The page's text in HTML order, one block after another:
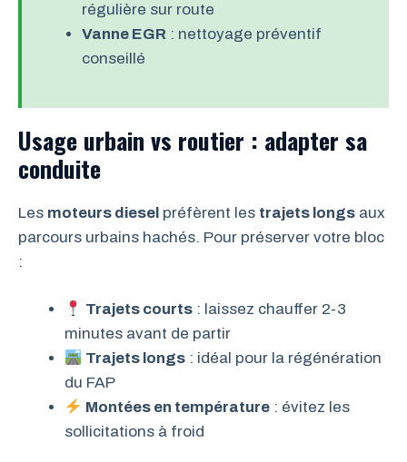
régulière sur route
Vanne EGR : nettoyage préventif
conseillé
Usage urbain vs routier : adapter sa
conduite
Les moteurs diesel préfèrent les trajets longs aux
parcours urbains hachés. Pour préserver votre bloc
:
Trajets courts : laissez chauffer 2-3
minutes avant de partir
Trajets longs : idéal pour la régénération
du FAP
Montées en température : évitez les
sollicitations à froid